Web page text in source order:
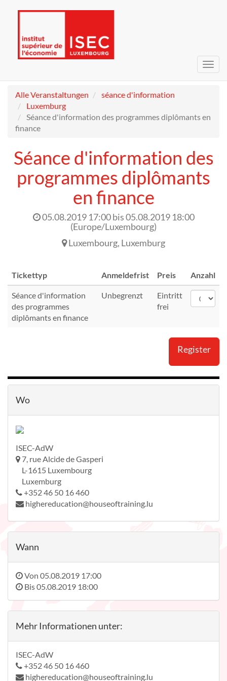
Alle Veranstaltungen
séance d'information
Luxemburg
Séance d'information des programmes diplômants en
finance
Séance d'information des
programmes diplômants
en finance
05.08.2019 17:00bis05.08.2019 18:00
(Europe/Luxembourg)
Luxembourg, Luxemburg
Tickettyp Anmeldefrist Preis Anzahl
Séance d'information
des programmes
diplômants en finance
Unbegrenzt
Eintritt
frei
Register
Wo
ISEC-AdW
7, rue Alcide de Gasperi
L-1615 Luxembourg
Luxemburg
+352 46 50 16 460
highereducation@houseoftraining.lu
Wann
Von 05.08.2019 17:00
Bis05.08.2019 18:00
Mehr Informationen unter:
ISEC-AdW
+352 46 50 16 460
highereducation@houseoftraining.lu